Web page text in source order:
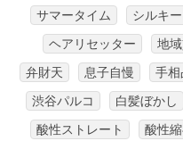
サマータイム
シルキ
ヘアリセッター
地
弁財天
息子自慢 手相
渋谷パルコ
白髪ぼかし
酸性ストレート
酸性